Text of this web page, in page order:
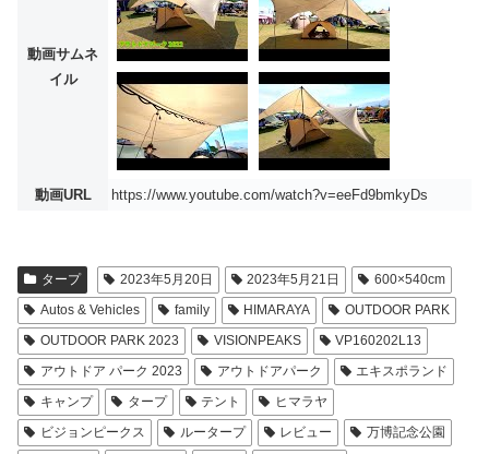
動画サムネ
イル
動画URL https://www.youtube.com/watch?v=eeFd9bmkyDs
タープ 2023年5月20日 2023年5月21日
600×540cm
Autos & Vehicles
family HIMARAYA
OUTDOOR PARK
OUTDOOR PARK 2023
VISIONPEAKS
VP160202L13
アウトドア パーク 2023
アウトドアパーク
エキスポランド
キャンプ
タープ テント
ヒマラヤ
ビジョンピークス
ルータープ レビュー
万博記念公園